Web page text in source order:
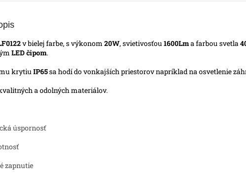
v bielej farbe, s výkonom 20W, svietivosťou 1600Lma farbou svetla
LED čipom.
krytiu IP65sa hodí do vonkajších priestorov napríklad na osvetlenie
a odolných materiálov.
úspornosť
zapnutie